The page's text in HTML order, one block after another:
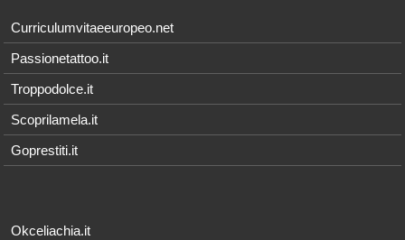
Curriculumvitaeeuropeo.net
Passionetattoo.it
Troppodolce.it
Scoprilamela.it
Goprestiti.it
Okceliachia.it